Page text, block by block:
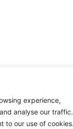
experience,
analyse our traffic.
to our use of